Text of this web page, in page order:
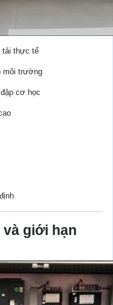
tải thực tế
môi trường
cơ học
và giới hạn